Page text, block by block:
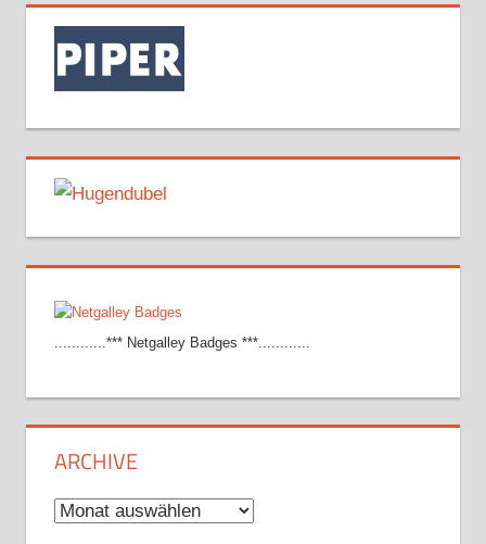
............*** Netgalley Badges ***............
ARCHIVE
Archive